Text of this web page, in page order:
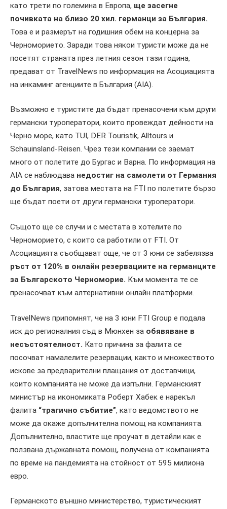
като трети по големина в Европа, ще засегне
почивката на близо 20 хил. германци за България.
Това е и размерът на годишния обем на концерна за
Черноморието. Заради това някои туристи може да не
посетят страната през летния сезон тази година,
предават от TravelNews по информация на Асоциацията
на инкаминг агенциите в България (AIA).
Възможно е туристите да бъдат пренасочени към други
германски туроператори, които провеждат дейности на
Черно море, като TUI, DER Touristik, Alltours и
Schauinsland-Reisen. Чрез тези компании се заемат
много от полетите до Бургас и Варна. По информация на
AIA се наблюдава недостиг на самолети от Германия
до България, затова местата на FTI по полетите бързо
ще бъдат поети от други германски туроператори.
Същото ще се случи и с местата в хотелите по
Черноморието, с които са работили от FTI. От
Асоциацията съобщават още, че от 3 юни се забелязва
ръст от 120% в онлайн резервациите на германците
за Българското Черноморие. Към момента те се
пренасочват към алтернативни онлайн платформи.
TravelNews припомнят, че на 3 юни FTI Group е подала
иск до регионалния съд в Мюнхен за обявяване в
несъстоятелност. Като причина за фалита се
посочват намалелите резервации, както и множеството
искове за предварителни плащания от доставчици,
които компанията не може да изпълни. Германският
министър на икономиката Роберт Хабек е нарекъл
фалита “трагично събитие”, като ведомството не
може да окаже допълнителна помощ на компанията.
Допълнително, властите ще проучат в детайли как е
ползвана държавната помощ, получена от компанията
по време на пандемията на стойност от 595 милиона
евро.
Германското външно министерство, туристическият